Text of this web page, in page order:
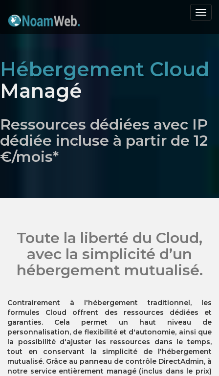
de
Hébergement Cloud
Managé
Ressources dédiées avec IP
dédiée incluse à partir de 12
€/mois*
Toute la liberté du Cloud,
avec la simplicité d’un
hébergement mutualisé.
Contrairement à l'hébergement traditionnel, les
formules Cloud offrent des ressources dédiées et
garanties. Cela permet un haut niveau de
personnalisation, de flexibilité et d'autonomie, ainsi que
la possibilité d'ajuster les ressources dans le temps,
tout en conservant la simplicité de l'hébergement
mutualisé. Grâce au panneau de contrôle DirectAdmin, à
notre service entièrement managé (inclus dans le prix)